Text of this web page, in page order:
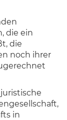
die ein
die
noch ihrer
in